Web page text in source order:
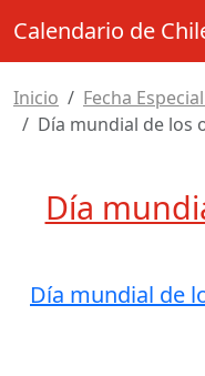
Calendario de
Inicio
Fecha
Día mundial de los
Día
Día mundial de